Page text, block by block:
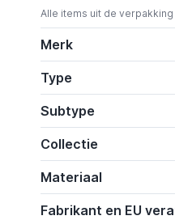
Alle items uit de
Merk
Type
Subtype
Collectie
Materiaal
Fabrikant en EU